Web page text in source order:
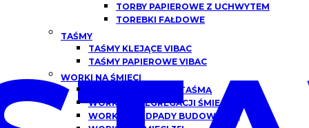
TORBY PAPIEROWE Z UCHWYTEM
TOREBKI FAŁDOWE
TAŚMY
TAŚMY KLEJĄCE VIBAC
TAŚMY PAPIEROWE VIBAC
WORKI NA ŚMIECI
WORKI NA ŚMIECI Z TAŚMĄ
WORKI DO SEGREGACJI ŚMIECI
WORKI NA ODPADY BUDOWLANE